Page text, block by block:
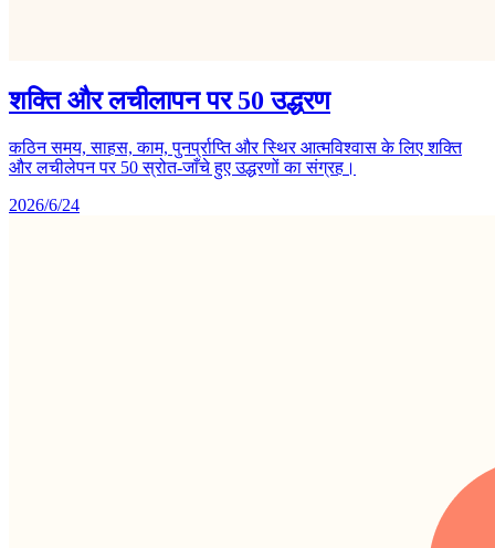
शक्ति और लचीलापन पर 50 उद्धरण
कठिन समय, साहस, काम, पुनर्प्राप्ति और स्थिर आत्मविश्वास के लिए शक्ति
और लचीलेपन पर 50 स्रोत-जाँचे हुए उद्धरणों का संग्रह।
2026/6/24